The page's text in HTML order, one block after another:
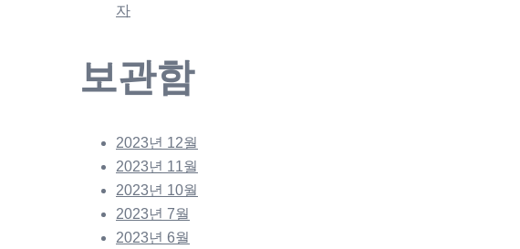
자
보관함
2023년 12월
2023년 11월
2023년 10월
2023년 7월
2023년 6월